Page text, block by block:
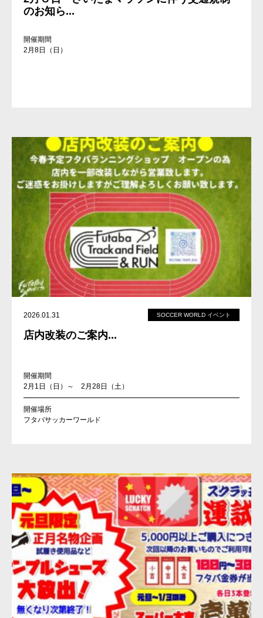
のお知ら...
開催期間
2月8日（日）
2026.01.31 SOCCER WORLD イベント
店内改装のご案内...
開催期間
2月1日（日）～ 2月28日（土）
開催場所
フタバサッカーワールド